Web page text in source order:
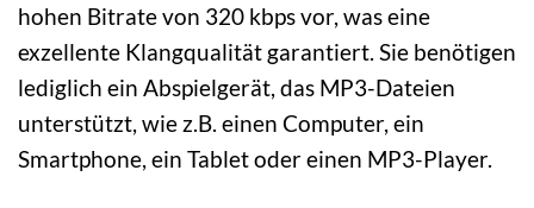
hohen Bitrate von 320 kbps vor, was eine
exzellente Klangqualität garantiert. Sie benötigen
lediglich ein Abspielgerät, das MP3-Dateien
unterstützt, wie z.B. einen Computer, ein
Smartphone, ein Tablet oder einen MP3-Player.